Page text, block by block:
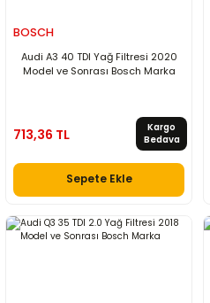
BOSCH
Audi A3 40 TDI Yağ Filtresi 2020
Model ve Sonrası Bosch Marka
713,36 TL
Kargo
Bedava
Sepete Ekle